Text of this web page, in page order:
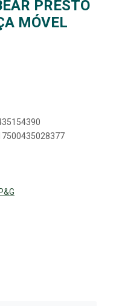
PRESTO
MÓVEL